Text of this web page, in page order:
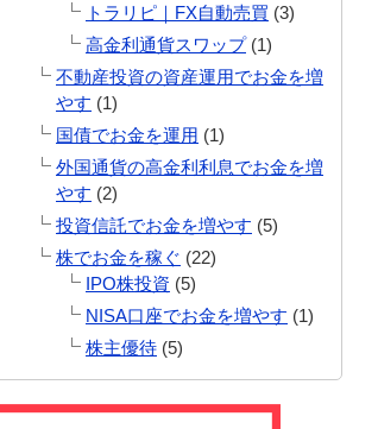
トラリピ｜FX自動売買 (3)
高金利通貨スワップ(1)
不動産投資の資産運用でお金を増
やす (1)
国債でお金を運用 (1)
外国通貨の高金利利息でお金を増
やす (2)
投資信託でお金を増やす (5)
株でお金を稼ぐ (22)
IPO株投資 (5)
NISA口座でお金を増やす (1)
株主優待 (5)